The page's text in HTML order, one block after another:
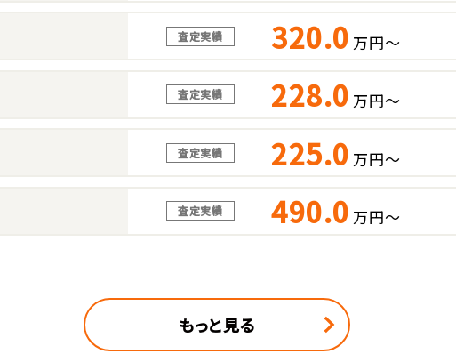
査定実績 320.0 万円～
査定実績 228.0 万円～
査定実績 225.0 万円～
査定実績 490.0 万円～
もっと見る